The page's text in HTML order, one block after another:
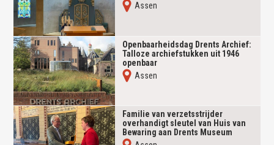
Assen
Openbaarheidsdag Drents Archief:
Talloze archiefstukken uit 1946
openbaar
Assen
Familie van verzetsstrijder
overhandigt sleutel van Huis van
Bewaring aan Drents Museum